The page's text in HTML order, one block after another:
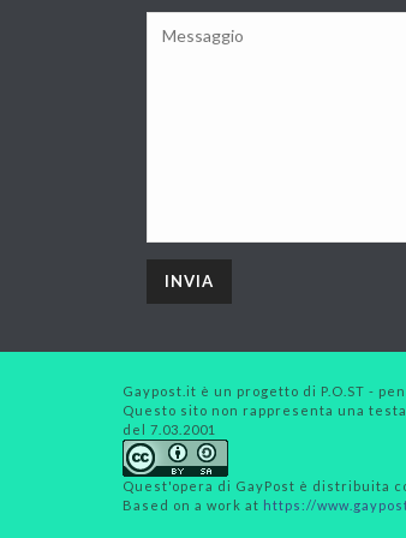
Gaypost.it è un progetto di P.O.ST -
Questo sito non rappresenta una
del 7.03.2001
Quest'opera di GayPost è distribuita
Based on a work at https://